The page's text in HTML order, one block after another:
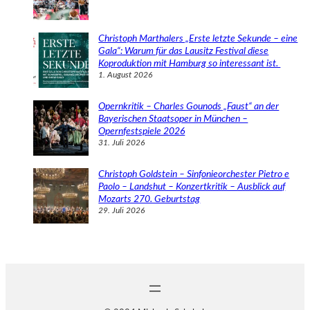
Christoph Marthalers „Erste letzte Sekunde – eine
Gala“: Warum für das Lausitz Festival diese
Koproduktion mit Hamburg so interessant ist.
1. August 2026
Opernkritik – Charles Gounods „Faust“ an der
Bayerischen Staatsoper in München –
Opernfestspiele 2026
31. Juli 2026
Christoph Goldstein – Sinfonieorchester Pietro e
Paolo – Landshut – Konzertkritik – Ausblick auf
Mozarts 270. Geburtstag
29. Juli 2026